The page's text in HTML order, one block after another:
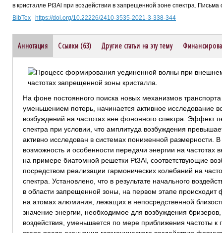
в кристалле Pt3Al при воздействии в запрещенной зоне спектра.
BibTex
https://doi.org/10.22226/2410-3535-2021-3-338-344
Аннотация Ссылки (63) Другие статьи на эту тему
На фоне постоянного поиска новых механизмов
уменьшением потерь, начинается активное исследование
возбуждений на частотах вне фононного спектра. Эффект
спектра при условии, что амплитуда возбуждения
активно исследован в системах пониженной размерности.
возможность и особенности передачи энергии на частотах
на примере биатомной решетки Pt3Al, соответствующие
посредством реализации гармонических колебаний на
спектра. Установлено, что в результате начального
в области запрещенной зоны, на первом этапе
на атомах алюминия, лежащих в непосредственной
значение энергии, необходимое для возбуждения
воздействия, уменьшается по мере приближения частоты